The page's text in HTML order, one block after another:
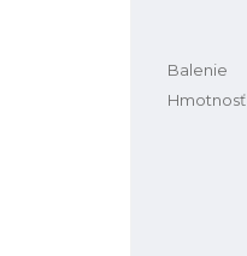
Balenie
Hmotnosť